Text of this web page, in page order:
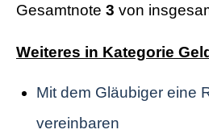
Gesamtnote 3 von
Weiteres in Kategorie Geld
Mit dem Gläubiger eine
vereinbaren